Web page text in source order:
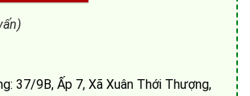
37/9B, Ấp 7, Xã Xuân Thới Thượng,